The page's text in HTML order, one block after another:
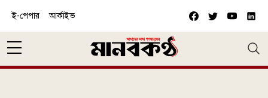
ই-পেপার আর্কাইভ